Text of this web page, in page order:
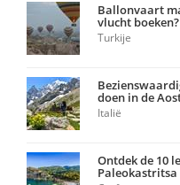
Ballonvaart
vlucht boeken?
Turkije
doen in de
Italië
Ontdek de 10
Paleokastritsa